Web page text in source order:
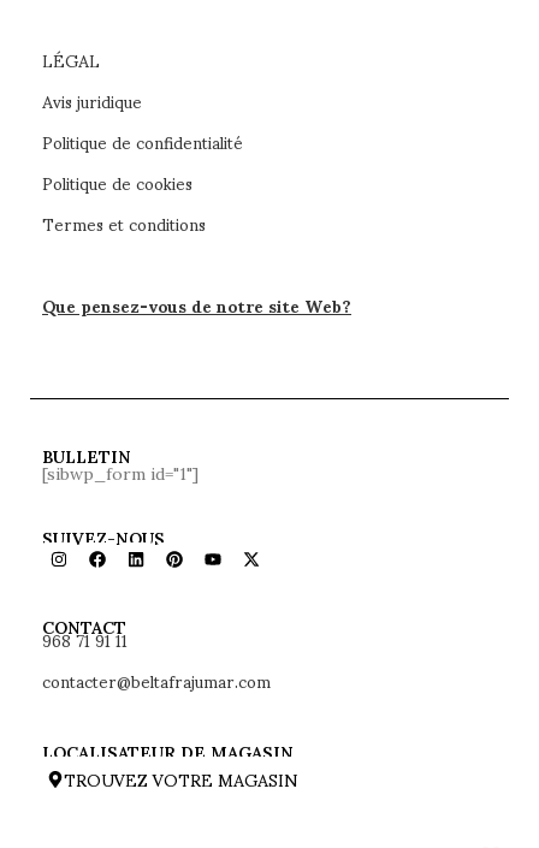
LÉGAL
Avis juridique
Politique de confidentialité
Politique de cookies
Termes et conditions
Que pensez-vous de notre site Web?
BULLETIN
[sibwp_form id="1"]
SUIVEZ-NOUS
CONTACT
968 71 91 11
contacter@beltafrajumar.com
LOCALISATEUR DE MAGASIN
TROUVEZ VOTRE MAGASIN